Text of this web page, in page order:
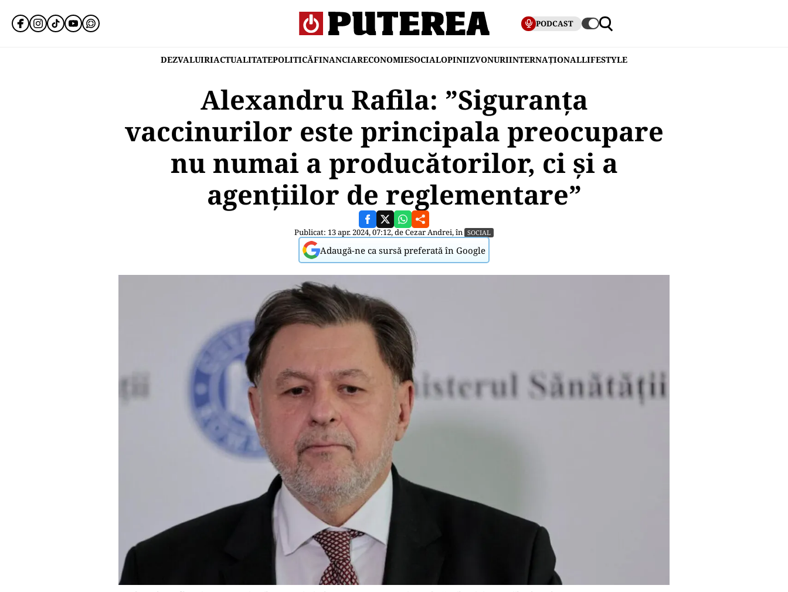
PODCAST
DEZVALUIRIACTUALITATEPOLITICĂFINANCIARECONOMIESOCIALOPINIIZVONURIINTERNAȚIONALLIFESTYLE
Alexandru Rafila: ”Siguranța
vaccinurilor este principala preocupare
nu numai a producătorilor, ci și a
agențiilor de reglementare”
Publicat: 13 apr. 2024, 07:12, deCezar Andrei, în SOCIAL
Adaugă-ne ca sursă preferată în Google